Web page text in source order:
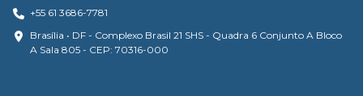
+55 61 3686-7781
Brasília • DF - Complexo Brasil 21 SHS - Quadra 6 Conjunto A Bloco
A Sala 805 - CEP: 70316-000